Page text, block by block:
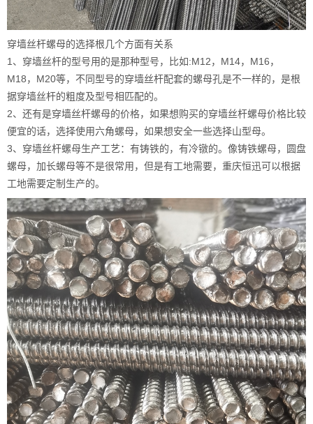
穿墙丝杆螺母的选择根几个方面有关系
1、穿墙丝杆的型号用的是那种型号，比如:M12，M14，M16，
M18，M20等，不同型号的穿墙丝杆配套的螺母孔是不一样的，是根
据穿墙丝杆的粗度及型号相匹配的。
2、还有是穿墙丝杆螺母的价格，如果想购买的穿墙丝杆螺母价格比较
便宜的话，选择使用六角螺母，如果想安全一些选择山型母。
3、穿墙丝杆螺母生产工艺：有铸铁的，有冷镦的。像铸铁螺母，圆盘
螺母，加长螺母等不是很常用，但是有工地需要，重庆恒迅可以根据
工地需要定制生产的。